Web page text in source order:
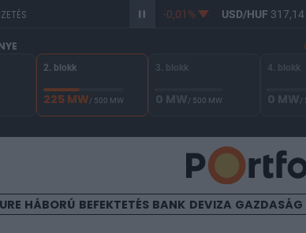
365,36 -0,01% USD/HUF317,14
2. blokk
225 MW/ 500 MW
3. blokk
0 MW/ 500 MW
4. blokk
0 MW/
HÁBORÚ BEFEKTETÉS BANK DEVIZA GAZDASÁG